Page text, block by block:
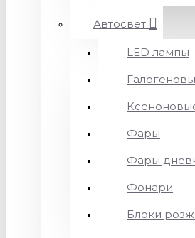
Автосвет
LED лампы
Фары
Фары
Фонари
Блоки